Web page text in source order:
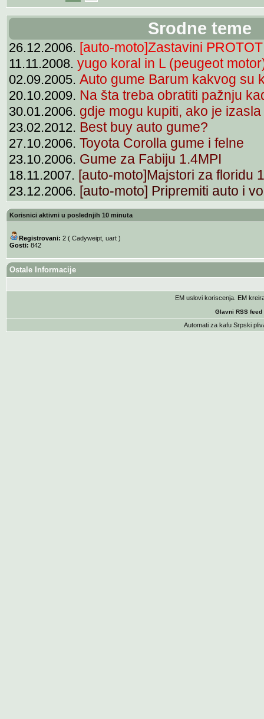
Srodne teme
26.12.2006. [auto-moto]Zastavini
11.11.2008. yugo koral in L (peugeot
02.09.2005. Auto gume Barum kakvog su
20.10.2009. Na šta treba obratiti pažnju
30.01.2006. gdje mogu kupiti, ako je
23.02.2012. Best buy auto gume?
27.10.2006. Toyota Corolla gume i felne
23.10.2006. Gume za Fabiju 1.4MPI
18.11.2007. [auto-moto]Majstori za floridu
23.12.2006. [auto-moto] Pripremiti auto i
Korisnici aktivni u poslednjih 10 minuta
Registrovani: 2 ( Cadyweipt, uart)
Gosti: 842
Ostale Informacije
EM uslovi koriscenja . EM
Glavni RSS feed
Automati za kafu Srpski